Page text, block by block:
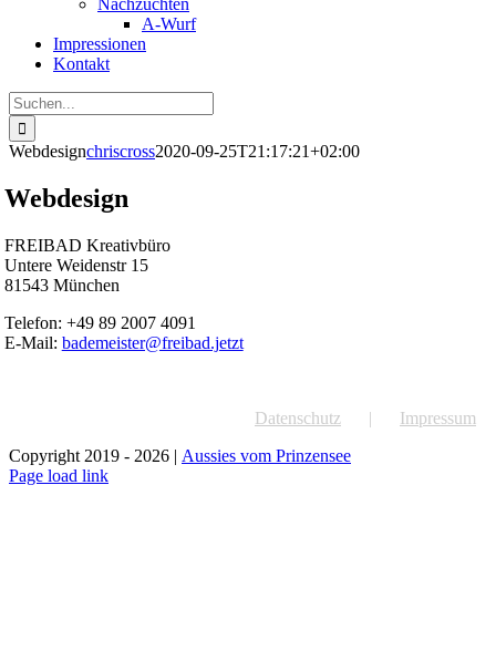
Nachzuchten
A-Wurf
Impressionen
Kontakt
Suche
nach:
Webdesignchriscross2020-09-25T21:17:21+02:00
Webdesign
FREIBAD Kreativbüro
Untere Weidenstr 15
81543 München
Telefon: +49 89 2007 4091
E-Mail: bademeister@freibad.jetzt
Datenschutz
Impressum
Copyright 2019 - 2026 | Aussies vom Prinzensee
Instagram
Page load link